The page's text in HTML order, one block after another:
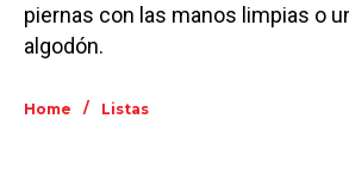
piernas con las manos limpias o
algodón.
Home / Listas